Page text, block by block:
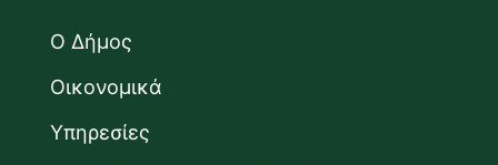
Ο Δήμος
Οικονομικά
Υπηρεσίες